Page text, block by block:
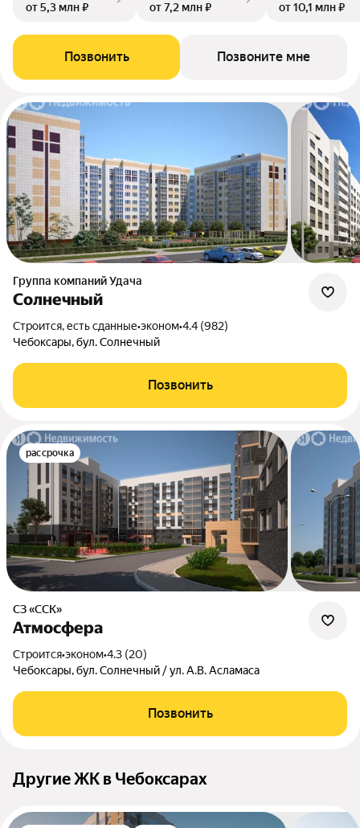
от 5,3 млн ₽
от 7,2 млн ₽
от 10,1 млн ₽
Позвонить Позвоните мне
Группа компаний Удача
Солнечный
Строится, есть сданные•эконом•4.4 (982)
Чебоксары, бул. Солнечный
Позвонить
рассрочка
СЗ «ССК»
Атмосфера
Строится•эконом•4.3 (20)
Чебоксары, бул. Солнечный / ул. А.В. Асламаса
Позвонить
Другие ЖК в Чебоксарах